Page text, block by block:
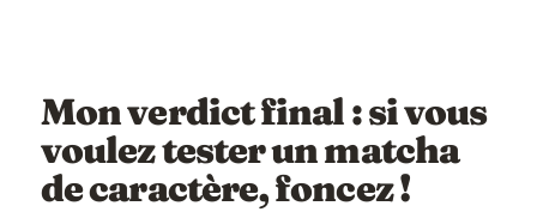
Mon verdict final : si vous
voulez tester un matcha
de caractère, foncez !